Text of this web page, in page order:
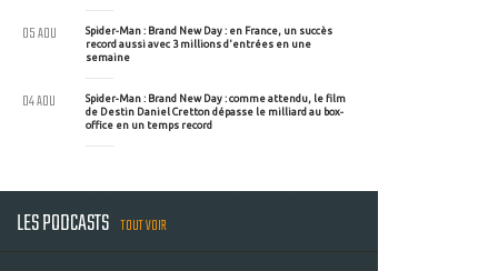
Spider-Man : Brand New Day : en France, un succès
record aussi avec 3 millions d'entrées en une
semaine
05 AOU
Spider-Man : Brand New Day : comme attendu, le film
de Destin Daniel Cretton dépasse le milliard au box-
office en un temps record
04 AOU
LES PODCASTS TOUT VOIR